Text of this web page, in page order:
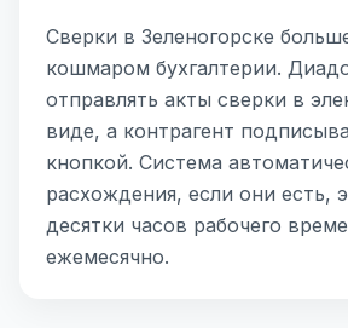
Сверки в Зеленогорске
кошмаром бухгалтерии.
отправлять акты сверки в
виде, а контрагент
кнопкой. Система
расхождения, если они есть,
десятки часов рабочего
ежемесячно.